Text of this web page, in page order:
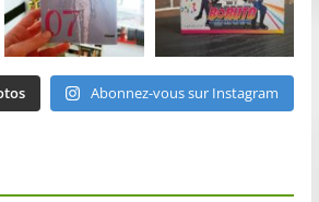
Abonnez-vous sur Instagram